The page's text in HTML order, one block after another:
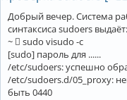
Добрый вечер. Система
синтаксиса sudoers выдаёт:
~  sudo visudo -c
[sudo] пароль для ......
/etc/sudoers: успешно
/etc/sudoers.d/05_proxy:
быть 0440